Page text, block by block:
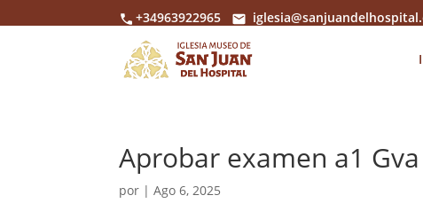
+34963922965
Aprobar examen a1 Gva
por |Ago 6, 2025